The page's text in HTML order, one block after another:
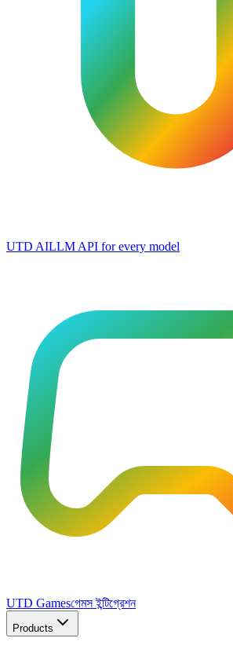
UTD AILLM API for every model
UTD Gamesগেমস ইন্টিগ্রেশন
Products